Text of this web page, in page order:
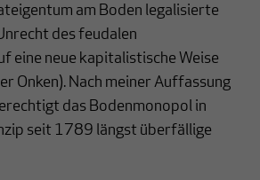
am Boden legalisierte
des feudalen
eine neue kapitalistische Weise
Onken). Nach meiner Auffassung
das Bodenmonopol in
seit 1789 längst überfällige